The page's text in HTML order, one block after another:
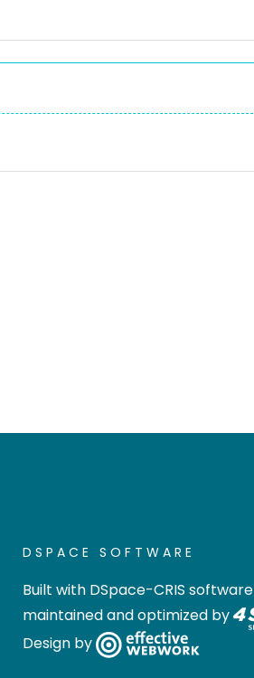
DSPACE SOFTWARE
Built with DSpace-CRIS software
maintained and optimized by
Design by